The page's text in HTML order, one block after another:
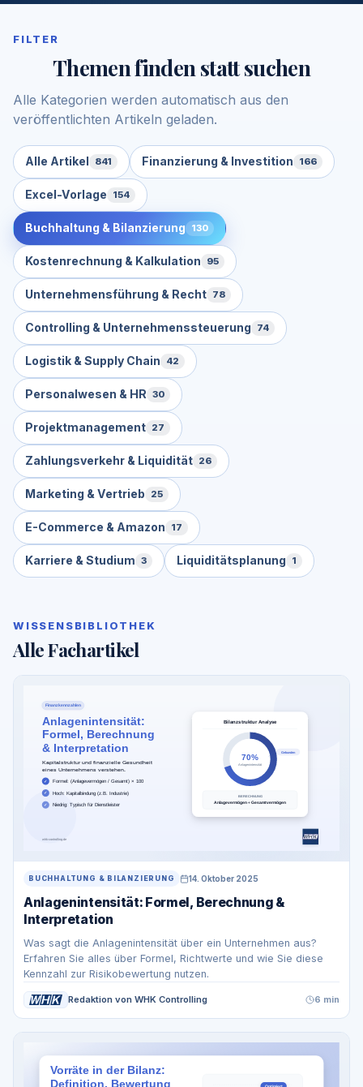
FILTER
Themen finden statt suchen
Alle Kategorien werden automatisch aus den
veröffentlichten Artikeln geladen.
Alle Artikel 841 Finanzierung & Investition 166
Excel-Vorlage 154
Buchhaltung & Bilanzierung 130
Kostenrechnung & Kalkulation 95
Unternehmensführung & Recht 78
Controlling & Unternehmenssteuerung 74
Logistik & Supply Chain 42
Personalwesen & HR 30
Projektmanagement 27
Zahlungsverkehr & Liquidität 26
Marketing & Vertrieb 25
E-Commerce & Amazon 17
Karriere & Studium 3 Liquiditätsplanung 1
WISSENSBIBLIOTHEK
Alle Fachartikel
BUCHHALTUNG & BILANZIERUNG 14. Oktober 2025
Anlagenintensität: Formel, Berechnung &
Interpretation
Was sagt die Anlagenintensität über ein Unternehmen aus?
Erfahren Sie alles über Formel, Richtwerte und wie Sie diese
Kennzahl zur Risikobewertung nutzen.
Redaktion von WHK Controlling 6 min